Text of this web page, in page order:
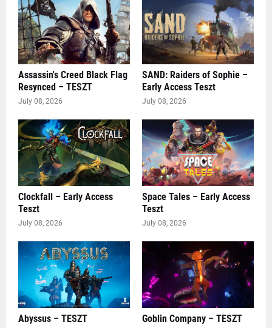
Assassin's Creed Black Flag
Resynced – TESZT
July 08, 2026
SAND: Raiders of Sophie –
Early Access Teszt
July 08, 2026
Clockfall – Early Access
Teszt
July 08, 2026
Space Tales – Early Access
Teszt
July 08, 2026
Abyssus – TESZT Goblin Company – TESZT